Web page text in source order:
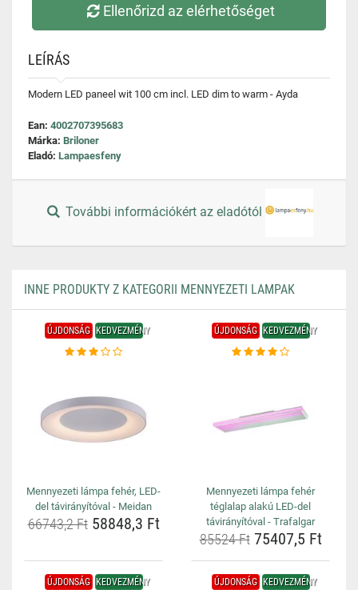
Ellenőrizd az elérhetőséget
LEÍRÁS
Modern LED paneel wit 100 cm incl. LED dim to warm - Ayda
Ean: 4002707395683
Márka: Briloner
Eladó: Lampaesfeny
További információkért az eladótól
INNE PRODUKTY Z KATEGORII MENNYEZETI LAMPAK
ÚJDONSÁG KEDVEZMÉNY
Mennyezeti lámpa fehér, LED-
del távirányítóval - Meidan
66743,2 Ft58848,3 Ft
ÚJDONSÁG KEDVEZMÉNY
Mennyezeti lámpa fehér
téglalap alakú LED-del
távirányítóval - Trafalgar
85524 Ft75407,5 Ft
ÚJDONSÁG KEDVEZMÉNY ÚJDONSÁG KEDVEZMÉNY